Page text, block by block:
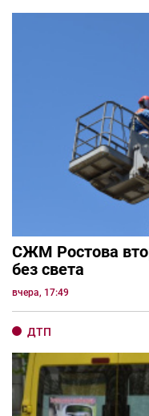
СЖМ Ростова
без света
вчера, 17:49
ДТП